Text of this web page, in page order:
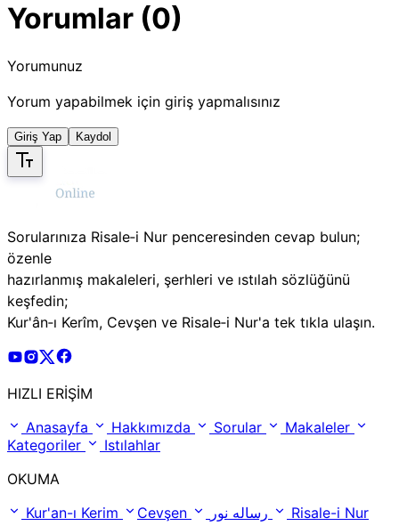
Yorumlar (0)
Yorumunuz
Yorum yapabilmek için giriş yapmalısınız
Giriş Yap Kaydol
Sorularınıza Risale‑i Nur penceresinden cevap bulun;
özenle
hazırlanmış makaleleri, şerhleri ve ıstılah sözlüğünü
keşfedin;
Kur'ân‑ı Kerîm, Cevşen ve Risale‑i Nur'a tek tıkla ulaşın.
Risale Online Youtube Hesabı
Risale Online Instagram Hesabı
Risale Online X Hesabı
HIZLI ERİŞİM
Anasayfa
Hakkımızda Sorular
Makaleler
Kategoriler
Istılahlar
OKUMA
Kur'an-ı Kerim
Cevşen Risale-i Nur